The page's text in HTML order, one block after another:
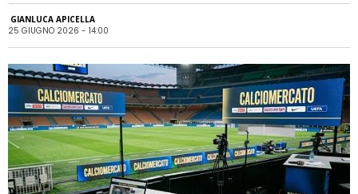
GIANLUCA APICELLA
25 GIUGNO 2026 - 14:00